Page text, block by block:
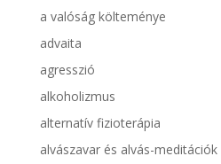
a valóság költeménye
advaita
agresszió
alkoholizmus
alternatív fizioterápia
alvászavar és alvás-meditációk